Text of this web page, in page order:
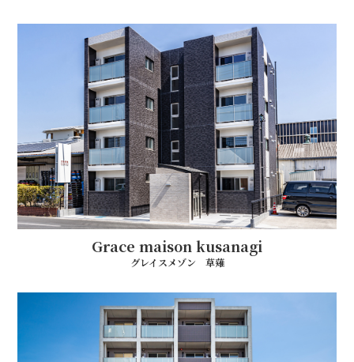
Grace maison kusanagi
グレイスメゾン 草薙